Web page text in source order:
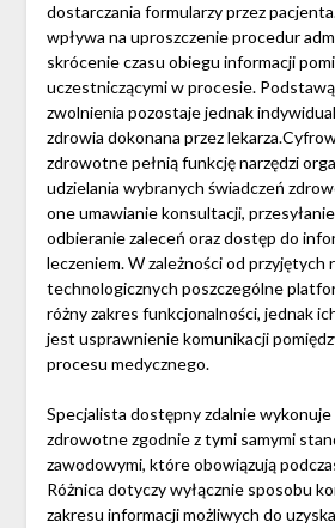
dostarczania formularzy przez
wpływa na uproszczenie procedur
skrócenie czasu obiegu informacji
uczestniczącymi w procesie.
zwolnienia pozostaje jednak
zdrowia dokonana przez
zdrowotne pełnią funkcję narzędzi
udzielania wybranych świadczeń
one umawianie konsultacji,
odbieranie zaleceń oraz dostęp do
leczeniem. W zależności od przyjętych
technologicznych poszczególne
różny zakres funkcjonalności, jednak
jest usprawnienie komunikacji
procesu medycznego.
Specjalista dostępny zdalnie wykonuje
zdrowotne zgodnie z tymi samymi
zawodowymi, które obowiązują
Różnica dotyczy wyłącznie sposobu
zakresu informacji możliwych do